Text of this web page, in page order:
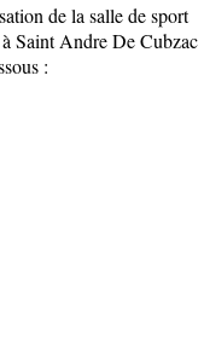
de la salle de sport
Saint Andre De Cubzac
: